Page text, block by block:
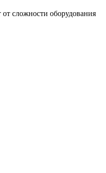
от сложности оборудования